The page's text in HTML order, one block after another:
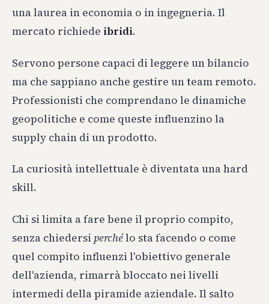
una laurea in economia o in ingegneria. Il
mercato richiede ibridi.
Servono persone capaci di leggere un bilancio
ma che sappiano anche gestire un team remoto.
Professionisti che comprendano le dinamiche
geopolitiche e come queste influenzino la
supply chain di un prodotto.
La curiosità intellettuale è diventata una hard
skill.
Chi si limita a fare bene il proprio compito,
senza chiedersi perchélo sta facendo o come
quel compito influenzi l'obiettivo generale
dell'azienda, rimarrà bloccato nei livelli
intermedi della piramide aziendale. Il salto